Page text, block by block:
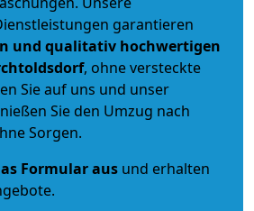
garantieren
und qualitativ hochwertigen
, ohne versteckte
Sie auf uns und unser
Sie den Umzug nach
Sorgen.
Formular aus und erhalten